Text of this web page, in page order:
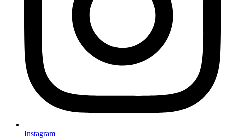
Instagram